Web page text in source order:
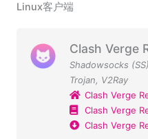
Linux客户端
Clash Verge
Shadowsocks (SS)
Trojan, V2Ray
Clash Verge
Clash Verge
Clash Verge